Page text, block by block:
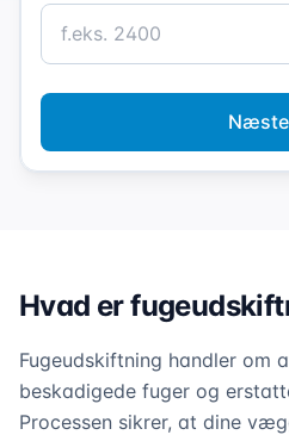
Næste
Hvad er
Fugeudskiftning handler om
beskadigede fuger og
Processen sikrer, at dine